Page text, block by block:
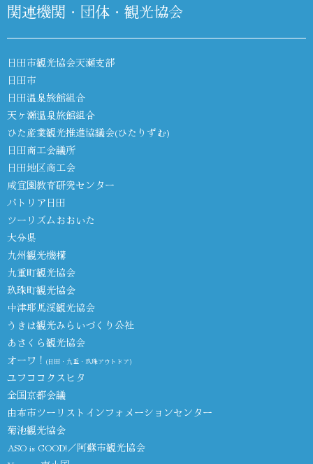
関連機関・団体・観光協会
日田市観光協会天瀬支部
日田市
日田温泉旅館組合
天ヶ瀬温泉旅館組合
ひた産業観光推進協議会(ひたりずむ)
日田商工会議所
日田地区商工会
咸宜園教育研究センター
パトリア日田
ツーリズムおおいた
大分県
九州観光機構
九重町観光協会
玖珠町観光協会
中津耶馬渓観光協会
うきは観光みらいづくり公社
あさくら観光協会
オーワ！ (日田・九重・玖珠アウトドア)
ユフココクスヒタ
全国京都会議
由布市ツーリストインフォメーションセンター
菊池観光協会
ASO is GOOD!／阿蘇市観光協会